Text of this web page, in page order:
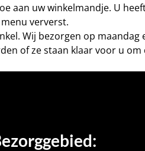
aan uw winkelmandje. U
ververst.
Wij bezorgen op maandag
of ze staan klaar voor u om